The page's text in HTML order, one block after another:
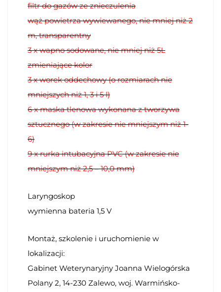
filtr do gazów ze znieczulenia
wąż powietrza wywiewanego, nie mniej niż 2
m, transparentny
3 x wapno sodowane, nie mniej niż 5L
zmieniające kolor
3 x worek oddechowy (o rozmiarach nie
mniejszych niż 1, 3 i 5 l)
6 x maska tlenowa wykonana z tworzywa
sztucznego (w zakresie nie mniejszym niż 1-
6)
9 x rurka intubacyjna PVC (w zakresie nie
mniejszym niż 2,5 – 10,0 mm)
Laryngoskop
wymienna bateria 1,5 V
Montaż, szkolenie i uruchomienie w
lokalizacji:
Gabinet Weterynaryjny Joanna Wielogórska
Polany 2, 14-230 Zalewo, woj. Warmińsko-